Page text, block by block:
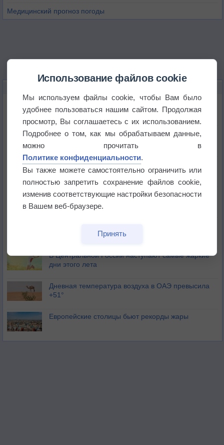
Медицинский прогноз погоды
Погода в Екатеринбурге 6 августа
Погода в Краснодаре 6 августа
Погода в Санкт-Петербурге 6 августа
Погода в Москве 6 августа
В Центральной России наступают самые жаркие
дни этого лета
Дневная температура воздуха в ОАЭ превысила
+51°
Европейские столицы бьют рекорды жары
Использование файлов cookie
Мы используем файлы cookie, чтобы Вам было
удобнее пользоваться нашим сайтом. Продолжая
просмотр, Вы соглашаетесь с их использованием.
Подробнее о том, как мы обрабатываем данные,
можно прочитать в
Политике конфиденциальности.
Вы также можете самостоятельно ограничить или
полностью запретить сохранение файлов cookie,
изменив соответствующие настройки безопасности
в Вашем веб-браузере.
Принять